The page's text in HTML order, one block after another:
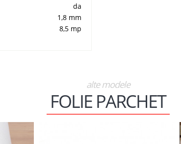
da
1,8 mm
8,5 mp
alte modele
FOLIE PARCHET